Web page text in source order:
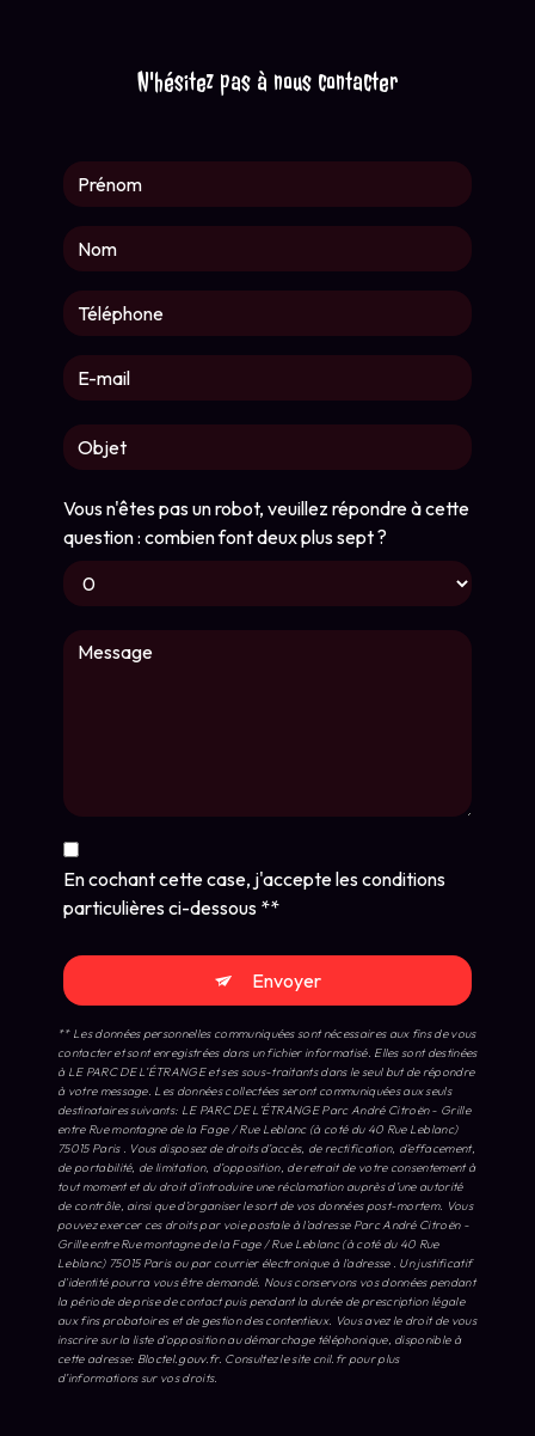
N'hésitez pas à nous contacter
Vous n'êtes pas un robot, veuillez répondre à cette
question : combien font deux plus sept ?
En cochant cette case, j'accepte les conditions
particulières ci-dessous **
Envoyer
** Les données personnelles communiquées sont nécessaires aux fins de vous
contacter et sont enregistrées dans un fichier informatisé. Elles sont destinées
à LE PARC DE L’ÉTRANGE et ses sous-traitants dans le seul but de répondre
à votre message. Les données collectées seront communiquées aux seuls
destinataires suivants: LE PARC DE L’ÉTRANGE Parc André Citroën - Grille
entre Rue montagne de la Fage / Rue Leblanc (à coté du 40 Rue Leblanc)
75015 Paris . Vous disposez de droits d’accès, de rectification, d’effacement,
de portabilité, de limitation, d’opposition, de retrait de votre consentement à
tout moment et du droit d’introduire une réclamation auprès d’une autorité
de contrôle, ainsi que d’organiser le sort de vos données post-mortem. Vous
pouvez exercer ces droits par voie postale à l'adresse Parc André Citroën -
Grille entre Rue montagne de la Fage / Rue Leblanc (à coté du 40 Rue
Leblanc) 75015 Paris ou par courrier électronique à l'adresse . Un justificatif
d'identité pourra vous être demandé. Nous conservons vos données pendant
la période de prise de contact puis pendant la durée de prescription légale
aux fins probatoires et de gestion des contentieux. Vous avez le droit de vous
inscrire sur la liste d'opposition au démarchage téléphonique, disponible à
cette adresse: Bloctel.gouv.fr. Consultez le site cnil.fr pour plus
d’informations sur vos droits.